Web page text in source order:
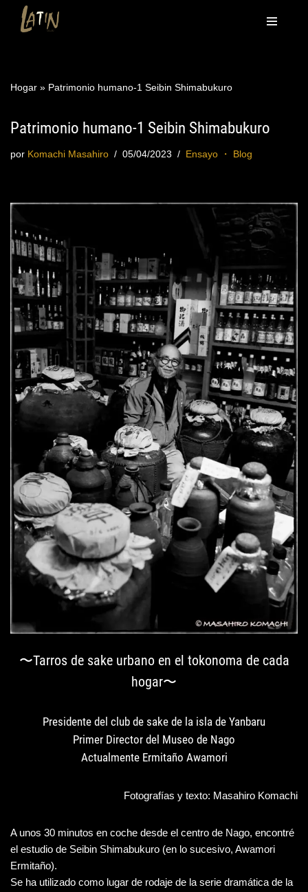
Hogar » Patrimonio humano-1 Seibin Shimabukuro
Patrimonio humano-1 Seibin Shimabukuro
por Komachi Masahiro 05/04/2023 Ensayo ・ Blog
〜Tarros de sake urbano en el tokonoma de cada
hogar〜
Presidente del club de sake de la isla de Yanbaru
Primer Director del Museo de Nago
Actualmente Ermitaño Awamori
Fotografías y texto: Masahiro Komachi
A unos 30 minutos en coche desde el centro de Nago, encontré
el estudio de Seibin Shimabukuro (en lo sucesivo, Awamori
Ermitaño).
Se ha utilizado como lugar de rodaje de la serie dramática de la